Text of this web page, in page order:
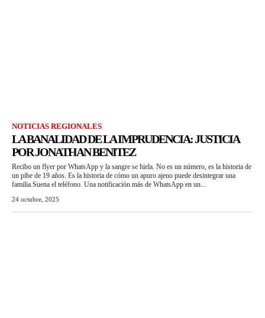
NOTICIAS REGIONALES
LA BANALIDAD DE LA IMPRUDENCIA: JUSTICIA
POR JONATHAN BENITEZ
Recibo un flyer por WhatsApp y la sangre se hiela. No es un número, es la historia de
un pibe de 19 años. Es la historia de cómo un apuro ajeno puede desintegrar una
familia.Suena el teléfono. Una notificación más de WhatsApp en un...
24 octubre, 2025